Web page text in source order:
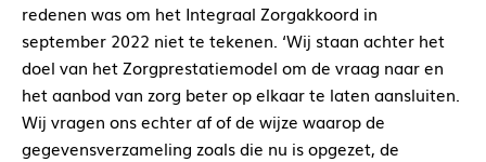
redenen was om het Integraal Zorgakkoord in
september 2022 niet te tekenen. ‘Wij staan achter het
doel van het Zorgprestatiemodel om de vraag naar en
het aanbod van zorg beter op elkaar te laten aansluiten.
Wij vragen ons echter af of de wijze waarop de
gegevensverzameling zoals die nu is opgezet, de